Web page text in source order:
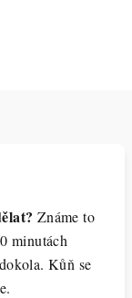
Známe to
minutách
Kůň se